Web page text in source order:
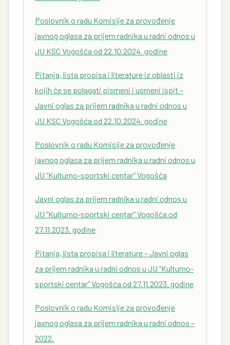
Poslovnik o radu Komisije za provođenje
javnog oglasa za prijem radnika u radni odnos u
JU KSC Vogošća od 22.10.2024. godine
Pitanja, lista propisa i literature iz oblasti iz
kojih će se polagati pismeni i usmeni ispit –
Javni oglas za prijem radnika u radni odnos u
JU KSC Vogošća od 22.10.2024. godine
Poslovnik o radu Komisije za provođenje
javnog oglasa za prijem radnika u radni odnos u
JU “Kulturno-sportski centar” Vogošća
Javni oglas za prijem radnika u radni odnos u
JU “Kulturno-sportski centar” Vogošća od
27.11.2023. godine
Pitanja, lista propisa i literature – Javni oglas
za prijem radnika u radni odnos u JU “Kulturno-
sportski centar” Vogošća od 27.11.2023. godine
Poslovnik o radu Komisije za provođenje
javnog oglasa za prijem radnika u radni odnos –
2022.